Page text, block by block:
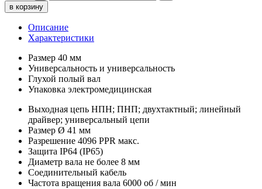
в корзину
Описание
Характеристики
Размер 40 мм
Универсальность и универсальность
Глухой полый вал
Упаковка электромедицинская
Выходная цепь НПН; ПНП; двухтактный; линейный
драйвер; универсальный цепи
Размер Ø 41 мм
Разрешение 4096 PPR макс.
Защита IP64 (IP65)
Диаметр вала не более 8 мм
Соединительный кабель
Частота вращения вала 6000 об / мин